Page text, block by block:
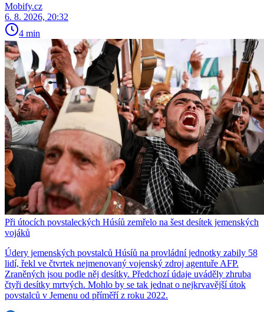
Mobify.cz
6. 8. 2026, 20:32
4 min
Při útocích povstaleckých Húsíů zemřelo na šest desítek jemenských
vojáků
Údery jemenských povstalců Húsíů na provládní jednotky zabily 58
lidí, řekl ve čtvrtek nejmenovaný vojenský zdroj agentuře AFP.
Zraněných jsou podle něj desítky. Předchozí údaje uváděly zhruba
čtyři desítky mrtvých. Mohlo by se tak jednat o nejkrvavější útok
povstalců v Jemenu od příměří z roku 2022.